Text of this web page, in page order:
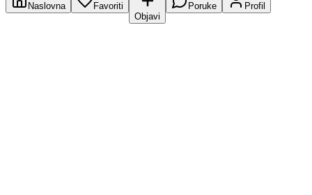
Naslovna
Favoriti
Objavi
Poruke Profil